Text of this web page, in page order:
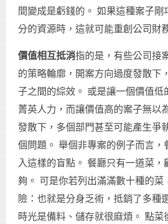
間變成是虧錢的。 如果這種案子剛
分的資源時，這就可能重創公司財
價值相互抵消指的是，有些公司接
的策略輪廓，開案方向過度發散下
子之間的綜效。 或是讓一個價值低
菁英人力，而讓價值高的案子無以
發散下，多個部門甚至可能產生爭
個問題。 舉個非專案的例子而言，
入這樣的盲點。 餐廳只有一道菜，
夠。 可是你若列出滿滿數十種的菜
險：也就是分身乏術，抵銷了多種
時光是備料、儲存就很麻煩。 點菜